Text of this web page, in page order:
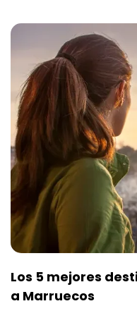
Los 5 mejores
a Marruecos